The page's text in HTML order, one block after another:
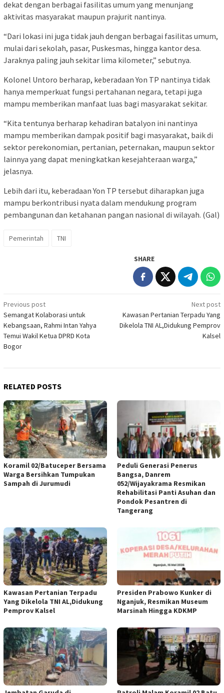
dekat dengan berbagai fasilitas umum yang menunjang
aktivitas masyarakat maupun prajurit nantinya.
“Dari lokasi ini juga tidak jauh dengan berbagai fasilitas umum,
mulai dari sekolah, pasar, Puskesmas, hingga kantor desa.
Jaraknya paling jauh sekitar lima kilometer,” sebutnya.
Kolonel Untoro berharap, keberadaan Yon TP nantinya tidak
hanya memperkuat fungsi pertahanan negara, tetapi juga
mampu memberikan manfaat luas bagi masyarakat sekitar.
“Kita tentunya berharap kehadiran batalyon ini nantinya
mampu memberikan dampak positif bagi masyarakat, baik di
sektor perekonomian, pertanian, peternakan, maupun sektor
lainnya yang dapat meningkatkan kesejahteraan warga,”
jelasnya.
Lebih dari itu, keberadaan Yon TP tersebut diharapkan juga
mampu berkontribusi nyata dalam mendukung program
pembangunan dan ketahanan pangan nasional di wilayah. (Gal)
Pemerintah TNI
SHARE
Post
navigation
Previous post
Semangat Kolaborasi untuk
Kebangsaan, Rahmi Intan Yahya
Temui Wakil Ketua DPRD Kota
Bogor
Next post
Kawasan Pertanian Terpadu Yang
Dikelola TNI AL,Didukung Pemprov
Kalsel
RELATED POSTS
Koramil 02/Batuceper Bersama
Warga Bersihkan Tumpukan
Sampah di Jurumudi
Peduli Generasi Penerus
Bangsa, Danrem
052/Wijayakrama Resmikan
Rehabilitasi Panti Asuhan dan
Pondok Pesantren di
Tangerang
Kawasan Pertanian Terpadu
Yang Dikelola TNI AL,Didukung
Pemprov Kalsel
Presiden Prabowo Kunker di
Nganjuk, Resmikan Museum
Marsinah Hingga KDKMP